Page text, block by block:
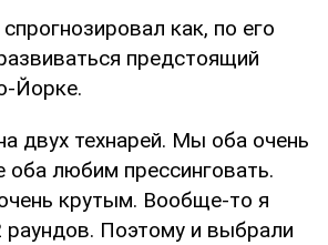
как, по его
предстоящий
Йорке.
двух технарей. Мы оба очень
оба любим прессинговать.
крутым. Вообще-то я
раундов. Поэтому и выбрали